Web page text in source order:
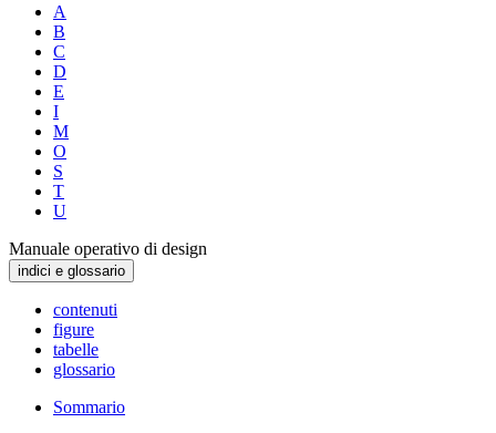
A
B
C
D
E
I
M
O
S
T
U
Manuale operativo di design
indici e glossario
contenuti
figure
tabelle
glossario
Sommario